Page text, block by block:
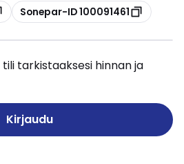
Kopioi
Sonepar-ID 100091461
tili tarkistaaksesi hinnan ja
Kirjaudu